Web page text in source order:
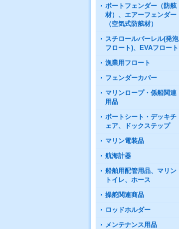
ボートフェンダー（防舷
材）、エアーフェンダー
（空気式防舷材）
スチロールバーレル(発泡
フロート)、EVAフロート
漁業用フロート
フェンダーカバー
マリンロープ・係船関連
用品
ボートシート・デッキチ
ェア、ドックステップ
マリン電装品
航海計器
船舶用配管用品、マリン
トイレ、ホース
操舵関連商品
ロッドホルダー
メンテナンス用品